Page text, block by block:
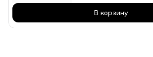
В корзину